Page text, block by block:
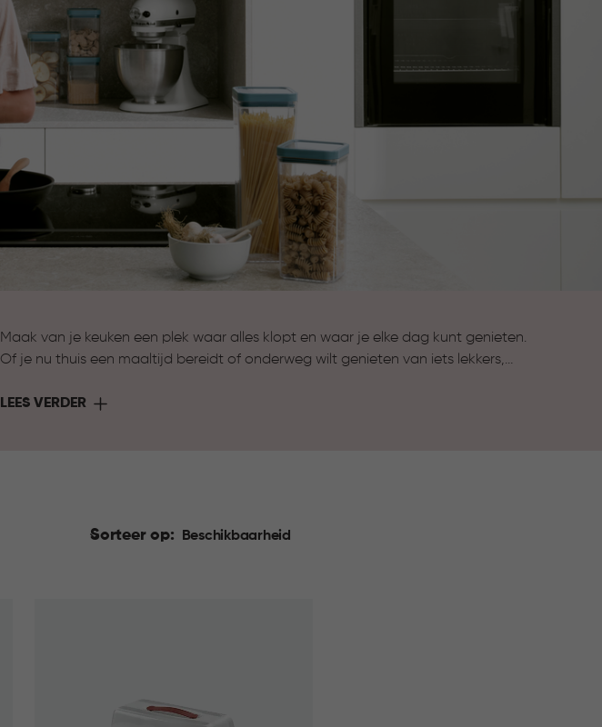
Maak van je keuken een plek waar alles klopt en waar je elke dag kunt genieten.
Of je nu thuis een maaltijd bereidt of onderweg wilt genieten van iets lekkers,
functionaliteit samen. Slimme bewaarbakjes houden ingrediënten langer vers,
LEES VERDER
Sorteer op: Beschikbaarheid